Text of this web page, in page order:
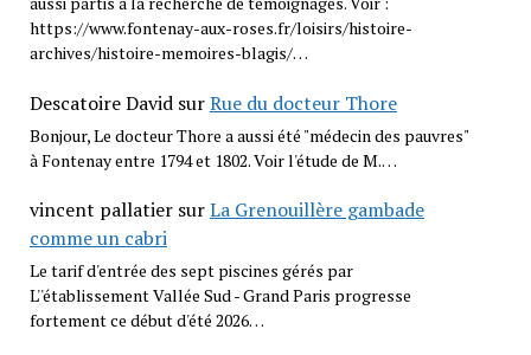
https://www.fontenay-aux-roses.fr/loisirs/histoire-
archives/histoire-memoires-blagis/…
Descatoire DavidsurRue du docteur Thore
Bonjour, Le docteur Thore a aussi été "médecin des pauvres"
à Fontenay entre 1794 et 1802. Voir l'étude de M.…
vincent pallatiersurLa Grenouillère gambade
comme un cabri
Le tarif d'entrée des sept piscines gérés par
L''établissement Vallée Sud - Grand Paris progresse
fortement ce début d'été 2026…